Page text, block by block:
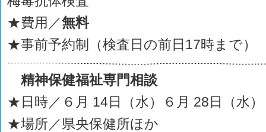
★費用／無料
★事前予約制（検査日の前日17時まで）
精神保健福祉専門相談
★日時／６月 14日（水）６月 28日（水）
★場所／県央保健所ほか